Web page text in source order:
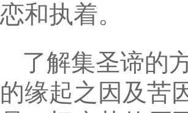
恋和执着。
了解集圣谛的
的缘起之因及苦